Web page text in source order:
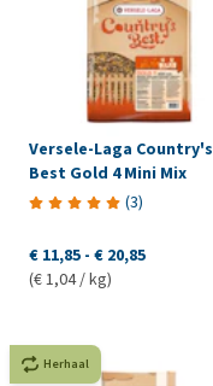
Versele-Laga Country's
Best Gold 4 Mini Mix
(3)
€ 11,85 - € 20,85
(€ 1,04 / kg)
Herhaal